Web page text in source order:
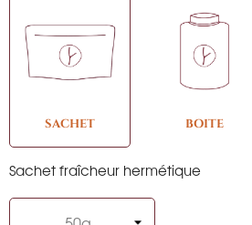
SACHET BOITE
Sachet fraîcheur hermétique